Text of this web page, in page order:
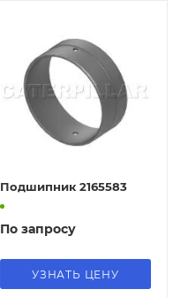
Подшипник 2165583
По запросу
УЗНАТЬ ЦЕНУ